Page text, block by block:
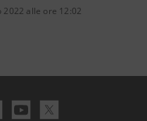
alle ore 12:02